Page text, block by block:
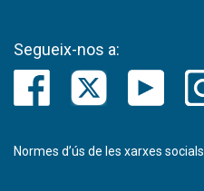
Segueix-nos a:
Normes d’ús de les xarxes socials